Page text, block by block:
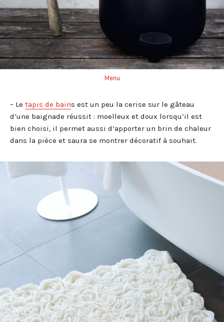
Menu
– Le tapis de bains est un peu la cerise sur le gâteau
d’une baignade réussit : moelleux et doux lorsqu’il est
bien choisi, il permet aussi d’apporter un brin de chaleur
dans la pièce et saura se montrer décoratif à souhait.